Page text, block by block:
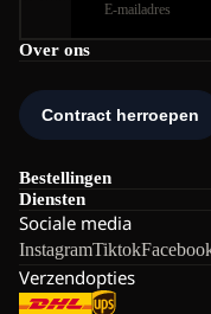
Over ons
Bestellingen
Diensten
Sociale media
InstagramTiktok
Verzendopties